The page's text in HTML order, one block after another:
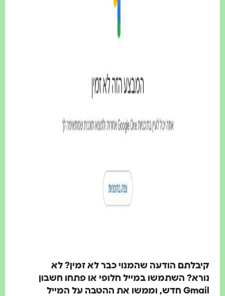
קיבלתם הודעה שהמנוי כבר לא זמין? לא
נורא? השתמשו במייל חלופי או פתחו חשבון
Gmail חדש, וממשו את ההטבה על המייל